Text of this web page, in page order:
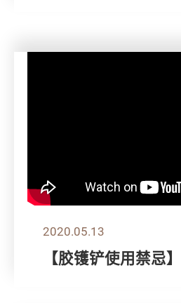
2020.05.13
【胶镬铲使用禁忌】